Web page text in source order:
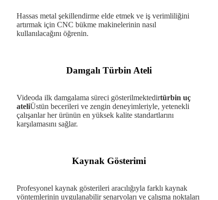
Hassas metal şekillendirme elde etmek ve iş verimliliğini
artırmak için CNC bükme makinelerinin nasıl
kullanılacağını öğrenin.
Damgalı Türbin Ateli
Videoda ilk damgalama süreci gösterilmektedirtürbin uç
ateliÜstün becerileri ve zengin deneyimleriyle, yetenekli
çalışanlar her ürünün en yüksek kalite standartlarını
karşılamasını sağlar.
Kaynak Gösterimi
Profesyonel kaynak gösterileri aracılığıyla farklı kaynak
yöntemlerinin uygulanabilir senaryoları ve çalışma noktaları